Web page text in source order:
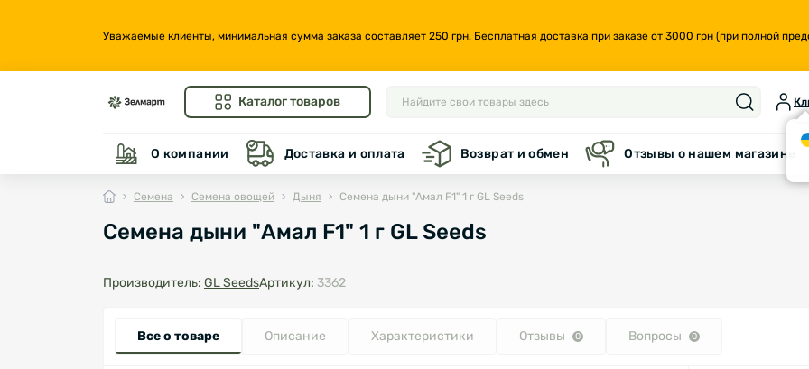
Уважаемые клиенты, минимальная сумма заказа составляет 250 грн. Бесплатная доставка при заказе от 3000 грн (при полной
Каталог товаров
О компании Доставка и оплата Возврат и обмен Отзывы о нашем магазине
Семена Семена овощей Дыня Семена дыни "Амал F1" 1 г GL Seeds
Семена дыни "Амал F1" 1 г GL Seeds
Производитель: GL SeedsАртикул: 3362
Все о товаре Описание Характеристики Отзывы 0 Вопросы 0